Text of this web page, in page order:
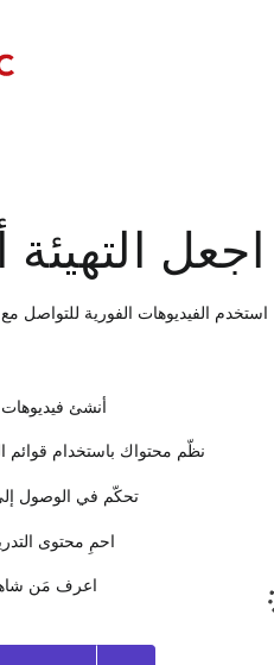
أرسِل رسائل بريد إلكتروني بالفيديو، وقلّل
اجعل التهيئة
استخدم الفيديوهات الفورية للتواصل
أنشئ فيديوهات
نظّم محتواك باستخدام قوائم
تحكّم في الوصول
احمِ محتوى
اعرف مَن